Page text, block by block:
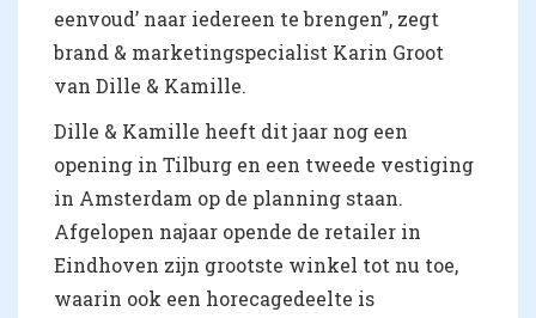
eenvoud’ naar iedereen te brengen”, zegt
brand & marketingspecialist Karin Groot
van Dille & Kamille.
Dille & Kamille heeft dit jaar nog een
opening in Tilburg en een tweede vestiging
in Amsterdam op de planning staan.
Afgelopen najaar opende de retailer in
Eindhoven zijn grootste winkel tot nu toe,
waarin ook een horecagedeelte is